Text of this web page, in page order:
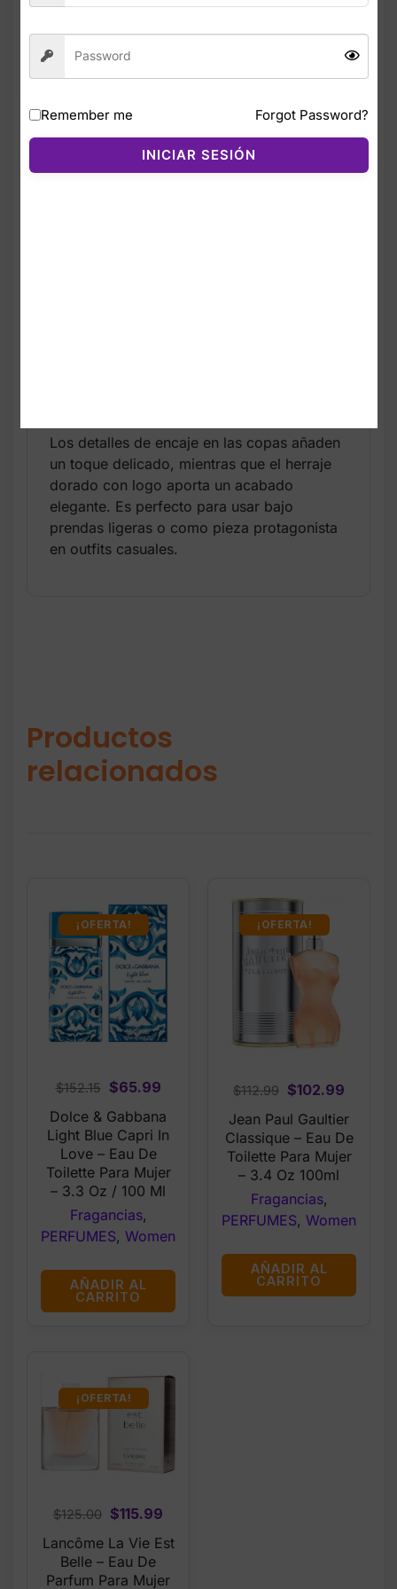
Valoraciones (0)
Los detalles de encaje en las copas añaden
un toque delicado, mientras que el herraje
dorado con logo aporta un acabado
elegante. Es perfecto para usar bajo
prendas ligeras o como pieza protagonista
en outfits casuales.
Productos
relacionados
¡OFERTA!
$152.15
Original
price
was:
$152.15.
$65.99Current
is:
Dolce & Gabbana
Light Blue Capri In
Love – Eau De
Toilette Para Mujer
– 3.3 Oz / 100 Ml
Fragancias,
PERFUMES, Women
AÑADIR AL
CARRITO
¡OFERTA!
$112.99 Original
price
was:
$112.99.
$102.99
is:
Jean Paul Gaultier
Classique – Eau De
Toilette Para Mujer
– 3.4 Oz 100ml
Fragancias,
PERFUMES, Women
AÑADIR AL
CARRITO
¡OFERTA!
$125.00 Original
price
was:
$125.00.
$115.99
price
$115.99.
Lancôme La Vie Est
Belle – Eau De
Parfum Para Mujer
Remember me Forgot Password?
INICIAR SESIÓN